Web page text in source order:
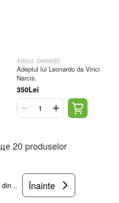
Articol: 3469680
Adeptul lui Leonardo da Vinci
Narcis.
350Lei
20 produselor
din .. Înainte